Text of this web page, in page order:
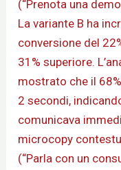
(“Prenota una
La variante B ha
conversione del
31% superiore.
mostrato che il
2 secondi,
comunicava
microcopy
(“Parla con un